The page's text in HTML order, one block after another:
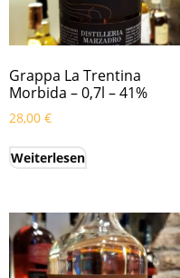
Grappa La Trentina
Morbida – 0,7l – 41%
28,00 €
Weiterlesen